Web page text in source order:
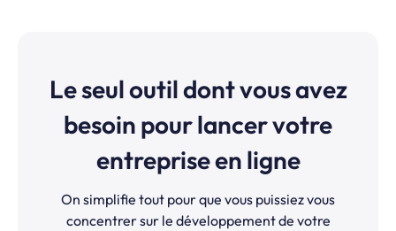
Le seul outil dont vous avez
besoin pour lancer votre
entreprise en ligne
On simplifie tout pour que vous puissiez vous
concentrer sur le développement de votre